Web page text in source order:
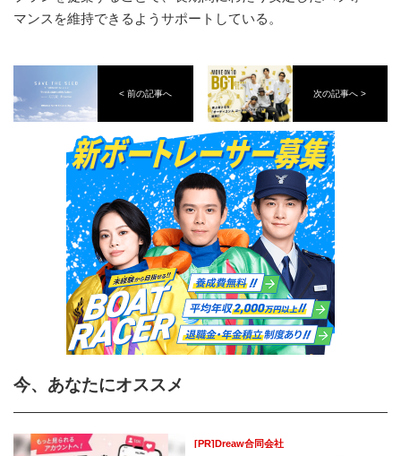
マンスを維持できるようサポートしている。
< 前の記事へ 次の記事へ >
今、あなたにオススメ
[PR]Dreaw合同会社